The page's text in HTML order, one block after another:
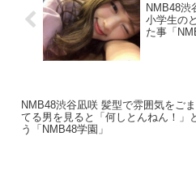
NMB48渋
小学生の
た事「
NMB48渋谷凪咲 髪型で雰囲気をご
てる男を見ると「何しとんねん！」
う「NMB48学園」